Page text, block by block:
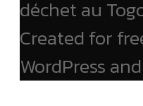
déchet au
Created for
WordPress and